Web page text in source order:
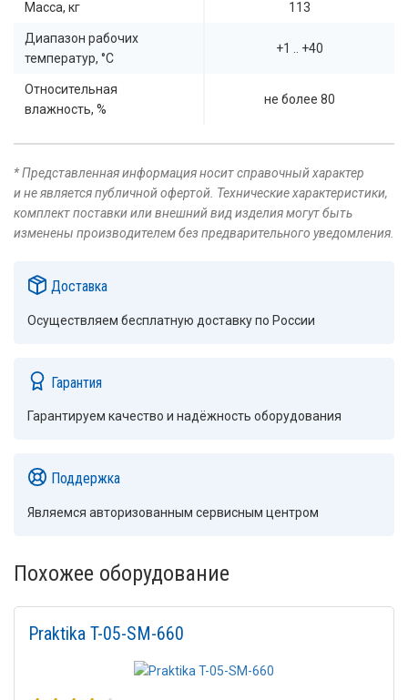
Масса, кг 113
Диапазон рабочих
температур, °C
+1 .. +40
Относительная
влажность, %
не более 80
* Представленная информация носит справочный характер
и не является публичной офертой. Технические характеристики,
комплект поставки или внешний вид изделия могут быть
изменены производителем без предварительного уведомления.
Доставка
Осуществляем бесплатную доставку по России
Гарантия
Гарантируем качество и надёжность оборудования
Поддержка
Являемся авторизованным сервисным центром
Похожее оборудование
Praktika T-05-SM-660